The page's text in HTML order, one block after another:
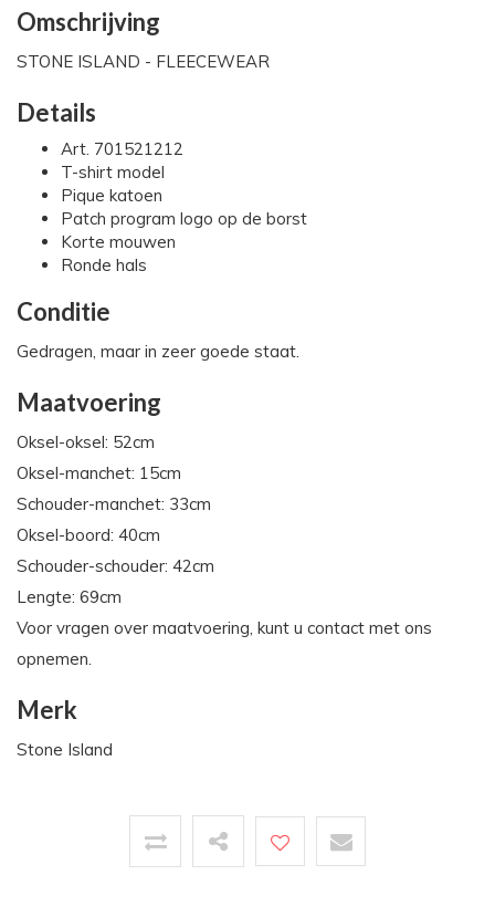
Omschrijving
STONE ISLAND - FLEECEWEAR
Details
Art. 701521212
T-shirt model
Pique katoen
Patch program logo op de borst
Korte mouwen
Ronde hals
Conditie
Gedragen, maar in zeer goede staat.
Maatvoering
Oksel-oksel: 52cm
Oksel-manchet: 15cm
Schouder-manchet: 33cm
Oksel-boord: 40cm
Schouder-schouder: 42cm
Lengte: 69cm
Voor vragen over maatvoering, kunt u contact met ons
opnemen.
Merk
Stone Island